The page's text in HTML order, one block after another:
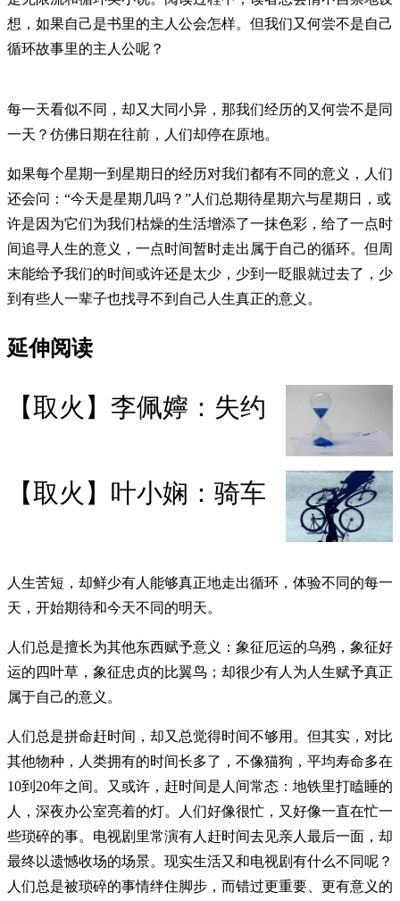
想，如果自己是书里的主人公会怎样。但我们又何尝不是自己
循环故事里的主人公呢？
每一天看似不同，却又大同小异，那我们经历的又何尝不是同
一天？仿佛日期在往前，人们却停在原地。
如果每个星期一到星期日的经历对我们都有不同的意义，人们
还会问：“今天是星期几吗？”人们总期待星期六与星期日，或
许是因为它们为我们枯燥的生活增添了一抹色彩，给了一点时
间追寻人生的意义，一点时间暂时走出属于自己的循环。但周
末能给予我们的时间或许还是太少，少到一眨眼就过去了，少
到有些人一辈子也找寻不到自己人生真正的意义。
延伸阅读
【取火】李佩嬣：失约
【取火】叶小娴：骑车
人生苦短，却鲜少有人能够真正地走出循环，体验不同的每一
天，开始期待和今天不同的明天。
人们总是擅长为其他东西赋予意义：象征厄运的乌鸦，象征好
运的四叶草，象征忠贞的比翼鸟；却很少有人为人生赋予真正
属于自己的意义。
人们总是拼命赶时间，却又总觉得时间不够用。但其实，对比
其他物种，人类拥有的时间长多了，不像猫狗，平均寿命多在
10到20年之间。又或许，赶时间是人间常态：地铁里打瞌睡的
人，深夜办公室亮着的灯。人们好像很忙，又好像一直在忙一
些琐碎的事。电视剧里常演有人赶时间去见亲人最后一面，却
最终以遗憾收场的场景。现实生活又和电视剧有什么不同呢？
人们总是被琐碎的事情绊住脚步，而错过更重要、更有意义的